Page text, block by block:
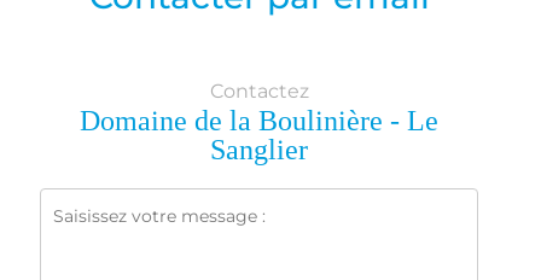
Contactez
Domaine de la Boulinière - Le
Sanglier